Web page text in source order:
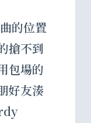
的位置
搶不到
包場的
好友湊